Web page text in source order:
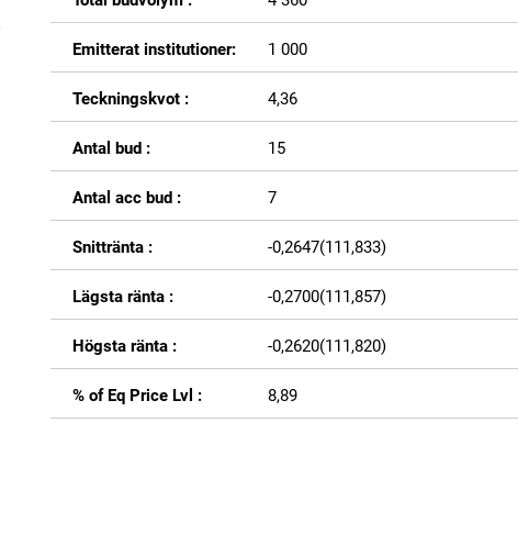
Emitterat institutioner: 1 000
Teckningskvot : 4,36
Antal bud : 15
Antal acc bud : 7
Snittränta : -0,2647(111,833)
Lägsta ränta : -0,2700(111,857)
Högsta ränta : -0,2620(111,820)
% of Eq Price Lvl : 8,89